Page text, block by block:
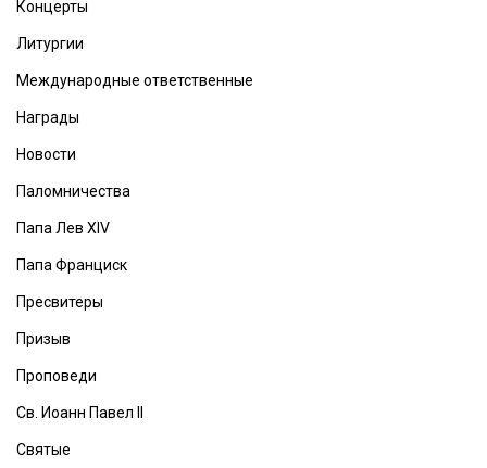
Концерты
Литургии
Международные ответственные
Награды
Новости
Паломничества
Папа Лев XIV
Папа Франциск
Пресвитеры
Призыв
Проповеди
Св. Иоанн Павел II
Святые